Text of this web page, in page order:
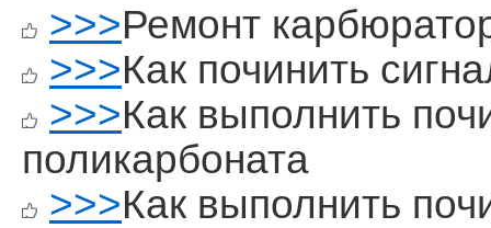
>>>Ремонт
>>>Как починить
>>>Как выполнить
поликарбоната
>>>Как выполнить